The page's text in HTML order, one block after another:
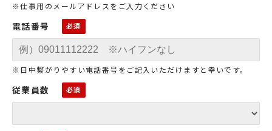
※仕事用のメールアドレスをご入力ください
電話番号
※日中繋がりやすい電話番号をご記入いただけますと幸いです。
従業員数